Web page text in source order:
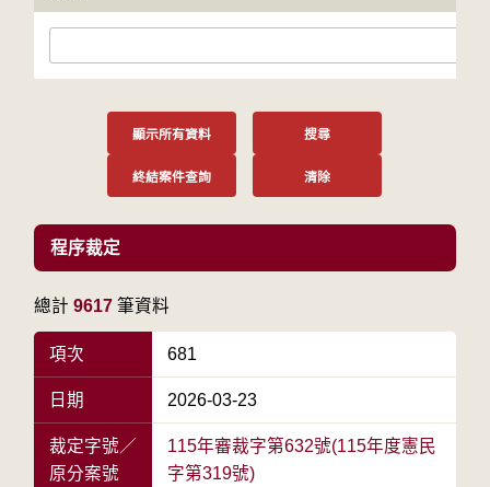
顯示所有資料 搜尋
終結案件查詢 清除
程序裁定
總計 9617 筆資料
項次 681
日期 2026-03-23
裁定字號／
原分案號
115年審裁字第632號(115年度憲民
字第319號)